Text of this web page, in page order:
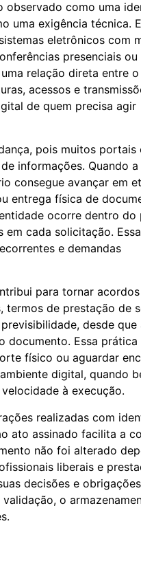
observado como uma
uma exigência técnica.
eletrônicos com
presenciais
relação direta entre
acessos e
de quem precisa agir
pois muitos portais
informações. Quando a
consegue avançar em
entrega física de
ocorre dentro do
cada solicitação.
e demandas
para tornar
termos de prestação de
desde que
documento. Essa prática
físico ou aguardar
digital, quando
à execução.
realizadas com
ato assinado facilita a
não foi alterado
liberais e
decisões e
o